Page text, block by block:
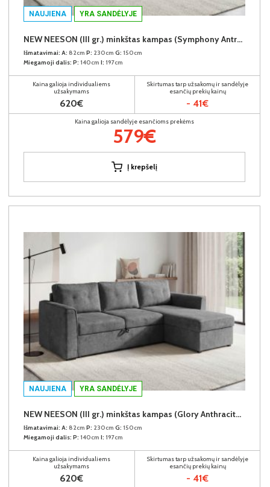
NAUJIENA YRA SANDĖLYJE
NEW NEESON (III gr.) minkštas kampas (Symphony Antracite-20)
Išmatavimai: A: 82cm P: 230cm G: 150cm
Miegamoji dalis: P: 140cm I: 197cm
Kaina galioja individualiems
užsakymams
620€
Skirtumas tarp užsakomų ir sandėlyje
esančių prekių kainų
- 41€
Kaina galioja sandėlyje esančioms prekėms
579€
Į krepšelį
NAUJIENA YRA SANDĖLYJE
NEW NEESON (III gr.) minkštas kampas (Glory Anthracite-18)
Išmatavimai: A: 82cm P: 230cm G: 150cm
Miegamoji dalis: P: 140cm I: 197cm
Kaina galioja individualiems
užsakymams
620€
Skirtumas tarp užsakomų ir sandėlyje
esančių prekių kainų
- 41€